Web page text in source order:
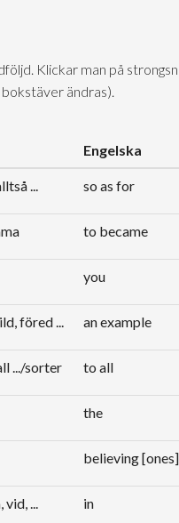
Klickar man på
ändras).
Engelska
... so as for
to became
you
föred ... an example
.../sorter to all
the
believing [ones]
vid, ... in